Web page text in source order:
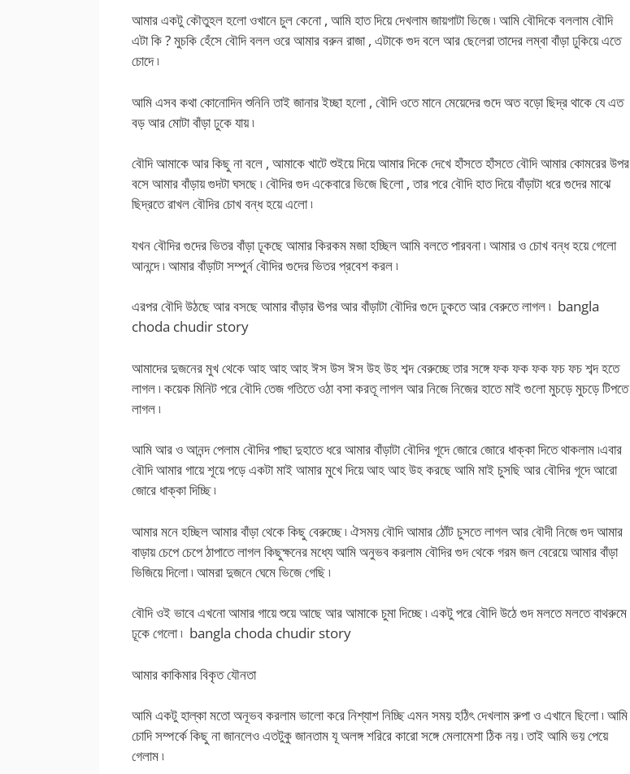
আমার একটু কৌতুহল হলো ওখানে চুল কেনো , আমি হাত দিয়ে দেখলাম জায়গাটা ভিজে ৷ আমি বৌদিকে বললাম বৌদি
এটা কি ? মুচকি হেঁসে বৌদি বলল ওরে আমার বরুন রাজা , এটাকে গুদ বলে আর ছেলেরা তাদের লম্বা বাঁড়া ঢুকিয়ে এতে
চোদে ৷
আমি এসব কথা কোনোদিন শুনিনি তাই জানার ইচ্ছা হলো , বৌদি ওতে মানে মেয়েদের গুদে অত বড়ো ছিদ্র থাকে যে এত
বড় আর মোটা বাঁড়া ঢুকে যায় ৷
বৌদি আমাকে আর কিছু না বলে , আমাকে খাটে শুইয়ে দিয়ে আমার দিকে দেখে হাঁসতে হাঁসতে বৌদি আমার কোমরের উপর
বসে আমার বাঁড়ায় গুদটা ঘসছে ৷ বৌদির গুদ একেবারে ভিজে ছিলো , তার পরে বৌদি হাত দিয়ে বাঁড়াটা ধরে গুদের মাঝে
ছিদ্রতে রাখল বৌদির চোখ বন্ধ হয়ে এলো ৷
যখন বৌদির গুদের ভিতর বাঁড়া ঢূকছে আমার কিরকম মজা হচ্ছিল আমি বলতে পারবনা ৷ আমার ও চোখ বন্ধ হয়ে গেলো
আনন্দে ৷ আমার বাঁড়াটা সম্পুর্ন বৌদির গুদের ভিতর প্রবেশ করল ৷
এরপর বৌদি উঠছে আর বসছে আমার বাঁড়ার ঊপর আর বাঁড়াটা বৌদির গুদে ঢুকতে আর বেরুতে লাগল ৷ bangla
choda chudir story
আমাদের দুজনের মুখ থেকে আহ আহ আহ ঈস উস ঈস উহ উহ শব্দ বেরুচ্ছে তার সঙ্গে ফক ফক ফক ফচ ফচ শব্দ হতে
লাগল ৷ কয়েক মিনিট পরে বৌদি তেজ গতিতে ওঠা বসা করতূ লাগল আর নিজে নিজের হাতে মাই গুলো মুচড়ে মুচড়ে টিপতে
লাগল ৷
আমি আর ও আনন্দ পেলাম বৌদির পাছা দুহাতে ধরে আমার বাঁড়াটা বৌদির গূদে জোরে জোরে ধাক্কা দিতে থাকলাম ৷এবার
বৌদি আমার গায়ে শূয়ে পড়ে একটা মাই আমার মুখে দিয়ে আহ আহ উহ করছে আমি মাই চুসছি আর বৌদির গূদে আরো
জোরে ধাক্কা দিচ্ছি ৷
আমার মনে হচ্ছিল আমার বাঁড়া থেকে কিছু বেরুচ্ছে ৷ ঐসময় বৌদি আমার ঠোঁট চুসতে লাগল আর বৌদী নিজে গুদ আমার
বাড়ায় চেপে চেপে ঠাপাতে লাগল কিছুক্ষনের মধ্যে আমি অনুভব করলাম বৌদির গুদ থেকে গরম জল বেরেয়ে আমার বাঁড়া
ভিজিয়ে দিলো ৷ আমরা দুজনে ঘেমে ভিজে গেছি ৷
বৌদি ওই ভাবে এখনো আমার গায়ে শুয়ে আছে আর আমাকে চুমা দিচ্ছে ৷ একটু পরে বৌদি উঠে গুদ মলতে মলতে বাথরুমে
ঢূকে গেলো ৷ bangla choda chudir story
আমার কাকিমার বিকৃত যৌনতা
আমি একটু হাল্কা মতো অনূভব করলাম ভালো করে নিশ্যাশ নিচ্ছি এমন সময় হঠিৎ দেখলাম রুপা ও এখানে ছিলো ৷ আমি
চোদি সম্পর্কে কিছু না জানলেও এতটুকু জানতাম যূ অলঙ্গ শরিরে কারো সঙ্গে মেলামেশা ঠিক নয় ৷ তাই আমি ভয় পেয়ে
গেলাম ৷